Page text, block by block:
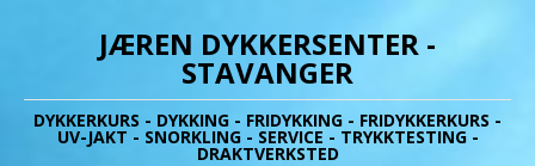
JÆREN DYKKERSENTER -
STAVANGER
DYKKERKURS - DYKKING - FRIDYKKING - FRIDYKKERKURS -
UV-JAKT - SNORKLING - SERVICE - TRYKKTESTING -
DRAKTVERKSTED